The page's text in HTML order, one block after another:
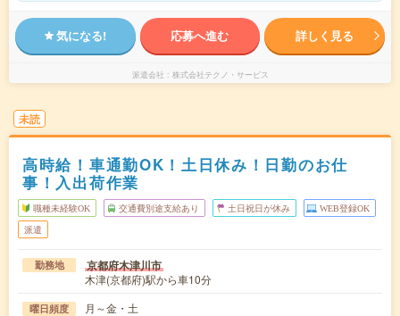
気になる! 応募へ進む 詳しく見る
派遣会社 株式会社テクノ・サービス
未読
高時給！車通勤OK！土日休み！日勤のお仕
事！入出荷作業
職種未経験OK 交通費別途支給あり 土日祝日が休み WEB登録OK
派遣
勤務地 京都府木津川市
木津(京都府)駅から車10分
曜日頻度 月～金・土